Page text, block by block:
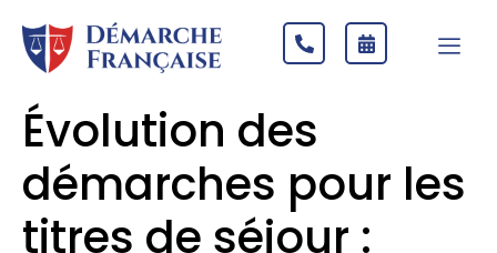
Évolution des
démarches pour les
titres de séjour :